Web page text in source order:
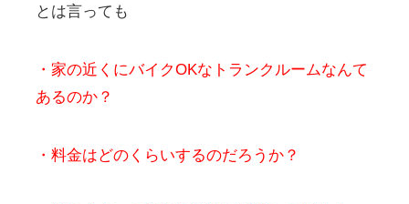
とは言っても
・家の近くにバイクOKなトランクルームなんて
あるのか？
・料金はどのくらいするのだろうか？